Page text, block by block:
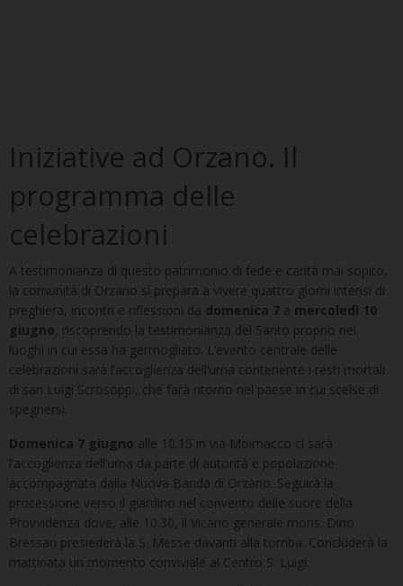
Iniziative ad Orzano. Il
programma delle
celebrazioni
A testimonianza di questo patrimonio di fede e carità mai sopito,
la comunità di Orzano si prepara a vivere quattro giorni intensi di
preghiera, incontri e riflessioni da domenica 7 a mercoledì 10
giugno, riscoprendo la testimonianza del Santo proprio nei
luoghi in cui essa ha germogliato. L’evento centrale delle
celebrazioni sarà l’accoglienza dell’urna contenente i resti mortali
di san Luigi Scrosoppi, che farà ritorno nel paese in cui scelse di
spegnersi.
Domenica 7 giugno alle 10.15 in via Moimacco ci sarà
l’accoglienza dell’urna da parte di autorità e popolazione
accompagnata dalla Nuova Banda di Orzano. Seguirà la
processione verso il giardino nel convento delle suore della
Provvidenza dove, alle 10.30, il Vicario generale mons. Dino
Bressan presiederà la S. Messe davanti alla tomba. Concluderà la
mattinata un momento conviviale al Centro S. Luigi.